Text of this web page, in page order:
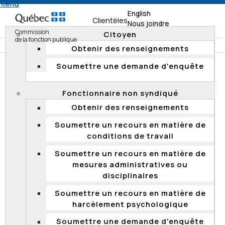
Commission
de la fonction publique
English
Nous joindre
Clientèles
Citoyen
Obtenir des renseignements
Soumettre une demande d'enquête
Fonctionnaire non syndiqué
Obtenir des renseignements
Soumettre un recours en matière de
conditions de travail
Soumettre un recours en matière de
mesures administratives ou
disciplinaires
Soumettre un recours en matière de
harcèlement psychologique
Soumettre une demande d'enquête
Accueil Documentation
Décisions
Décisions 2023
Absence de compétence de la Commission sur une
plainte de harcèlement psychologique (2023 QCCFP 14)
Commission sur une plainte de
harcèlement psychologique (2023 QCCFP
Le 7 juillet 2023, la Commission a déclaré qu’elle n’avait
pas compétence pour entendre une plainte de
harcèlement psychologique, déposée en vertu de